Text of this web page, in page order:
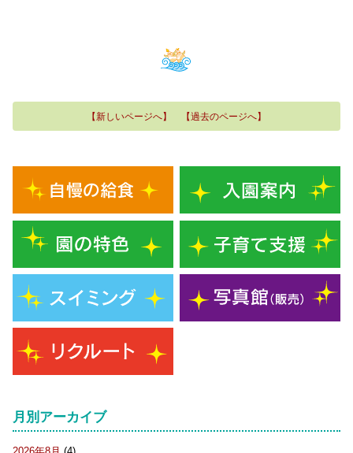
【新しいページへ】 【過去のページへ】
月別アーカイブ